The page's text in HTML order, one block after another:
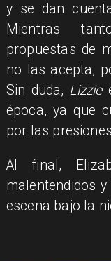
y se dan
Mientras
propuestas de
no las acepta,
Sin duda, Lizzie
época, ya que
por las
Al final,
malentendidos
escena bajo la